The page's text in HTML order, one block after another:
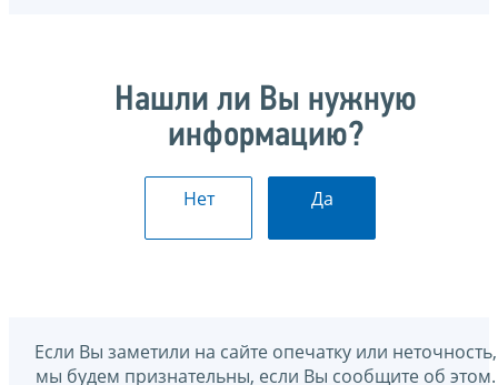
Нашли ли Вы нужную
информацию?
Нет Да
Если Вы заметили на сайте опечатку или неточность,
мы будем признательны, если Вы сообщите об этом.